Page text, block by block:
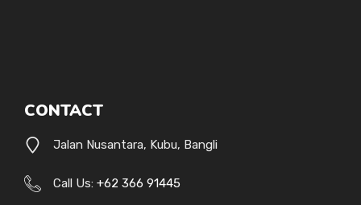
CONTACT
Jalan Nusantara, Kubu, Bangli
Call Us: +62 366 91445